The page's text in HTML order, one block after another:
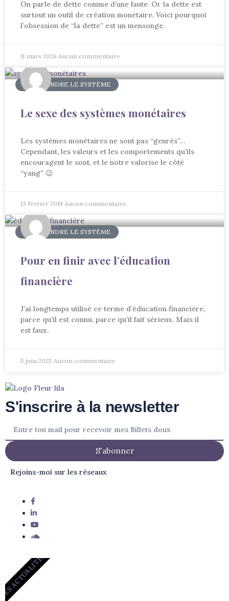
On parle de dette comme d’une faute. Or la dette est
surtout un outil de création monétaire. Voici pourquoi
l’obsession de “la dette” est un mensonge.
11 mars 2026 Aucun commentaire
COMPRENDRE LE SYSTÈME
Le sexe des systèmes monétaires
Les systèmes monétaires ne sont pas “genrés”…
Cependant, les valeurs et les comportements qu’ils
encouragent le sont, et le notre valorise le côté
“yang” 😉
13 février 2019 Aucun commentaire
COMPRENDRE LE SYSTÈME
Pour en finir avec l’éducation
financière
J’ai longtemps utilisé ce terme d’éducation financière,
parce qu’il est connu, parce qu’il fait sérieux. Mais il
est faux.
5 juin 2025 Aucun commentaire
S'inscrire à la newsletter
S'abonner
Rejoins-moi sur les réseaux
ACTUALITÉS